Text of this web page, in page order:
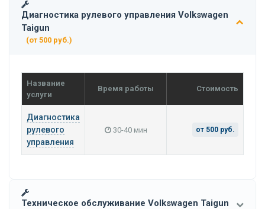
Диагностика рулевого управления Volkswagen
Taigun
(от 500 руб.)
Название
услуги
Время работы Стоимость
Диагностика
рулевого
управления
30-40 мин от 500 руб.
Техническое обслуживание Volkswagen Taigun